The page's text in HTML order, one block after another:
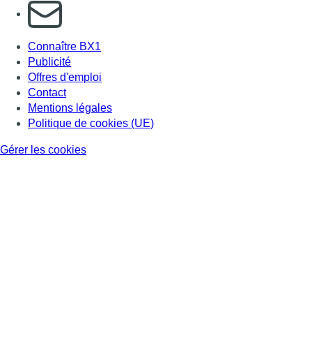
S'abonner à notre newsletter
Connaître BX1
Publicité
Offres d'emploi
Contact
Mentions légales
Politique de cookies (UE)
Gérer les cookies